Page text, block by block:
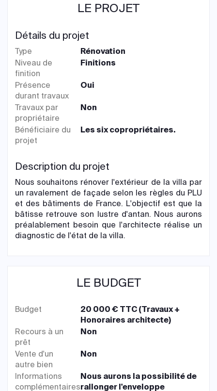
LE PROJET
Détails du projet
Type
Rénovation
Niveau de
finition
Finitions
Présence
durant travaux
Oui
Travaux par
propriétaire
Non
Bénéficiaire du
projet
Les six copropriétaires.
Description du projet
Nous souhaitons rénover l'extérieur de la villa par
un ravalement de façade selon les règles du PLU
et des bâtiments de France. L'objectif est que la
bâtisse retrouve son lustre d'antan. Nous aurons
préalablement besoin que l'architecte réalise un
diagnostic de l'état de la villa.
LE BUDGET
Budget
20 000 € TTC (Travaux +
Honoraires architecte)
Recours à un
prêt
Non
Vente d'un
autre bien
Non
Informations
complémentaires
Nous aurons la possibilité de
rallonger l'enveloppe